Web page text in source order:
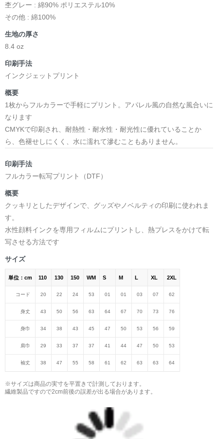
杢グレー : 綿90% ポリエステル10%
その他 : 綿100%
生地の厚さ
8.4 oz
印刷手法
インクジェットプリント
概要
1枚からフルカラーで手軽にプリント。アパレル風の自然な風合いに
なります
CMYKで印刷され、耐熱性・耐水性・耐光性に優れていることか
ら、色褪せしにくく、水に濡れて滲むこともありません。
印刷手法
フルカラー転写プリント（DTF）
概要
クッキリとしたデザインで、グッズやノベルティの印刷に使われま
す。
水性顔料インクを専用フィルムにプリントし、熱プレスをかけて転
写させる方法です
サイズ
単位：cm 110 130 150 WM S M L XL 2XL
コード 20 22 24 53 01 01 03 07 62
身丈 43 50 56 63 64 67 70 73 76
身巾 34 38 43 45 47 50 53 56 59
肩巾 29 33 37 37 41 44 47 50 53
袖丈 38 47 55 58 61 62 63 63 64
※サイズは商品の実寸を平置きで計測しております。
繊維製品ですので2cm前後の誤差が出る場合があります。